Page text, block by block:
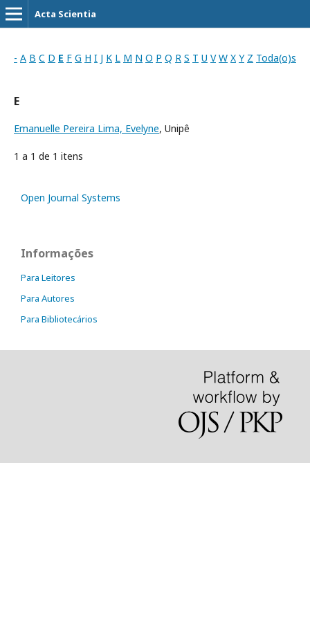
Acta Scientia
- A B C D E F G H I J K L M N O P Q R S T U V W X Y Z Toda(o)s
E
Emanuelle Pereira Lima, Evelyne, Unipê
1 a 1 de 1 itens
Open Journal Systems
Informações
Para Leitores
Para Autores
Para Bibliotecários